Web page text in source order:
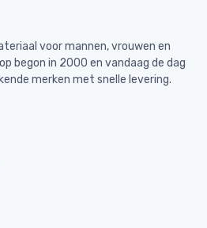
voor mannen, vrouwen en
begon in 2000 en vandaag de dag
merken met snelle levering.